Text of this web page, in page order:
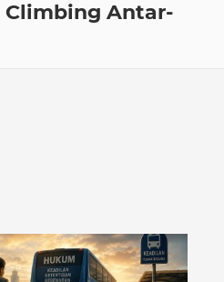
Climbing Antar-